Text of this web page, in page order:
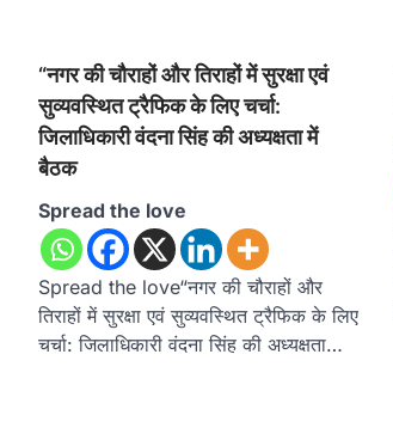
“नगर की चौराहों और तिराहों में सुरक्षा एवं
सुव्यवस्थित ट्रैफिक के लिए चर्चा:
जिलाधिकारी वंदना सिंह की अध्यक्षता में
बैठक
Spread the love
Spread the love“नगर की चौराहों और
तिराहों में सुरक्षा एवं सुव्यवस्थित ट्रैफिक के लिए
चर्चा: जिलाधिकारी वंदना सिंह की अध्यक्षता…